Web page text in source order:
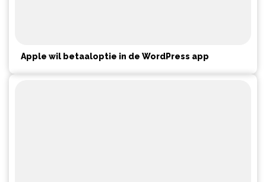
Apple wil betaaloptie in de WordPress app